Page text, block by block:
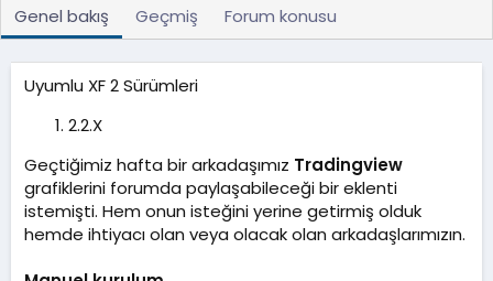
a
r
u
t
a
r
i
Genel bakış Geçmiş Forum konusu
Uyumlu XF 2 Sürümleri
2.2.X
Geçtiğimiz hafta bir arkadaşımız Tradingview
grafiklerini forumda paylaşabileceği bir eklenti
istemişti. Hem onun isteğini yerine getirmiş olduk
hemde ihtiyacı olan veya olacak olan arkadaşlarımızın.